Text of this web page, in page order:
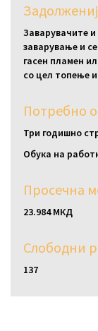
Заварувачите
заварување и
гасен пламен
со цел топење
Потребно
Три годишно
Обука на
Просечна
23.984 МКД
Слободни
137